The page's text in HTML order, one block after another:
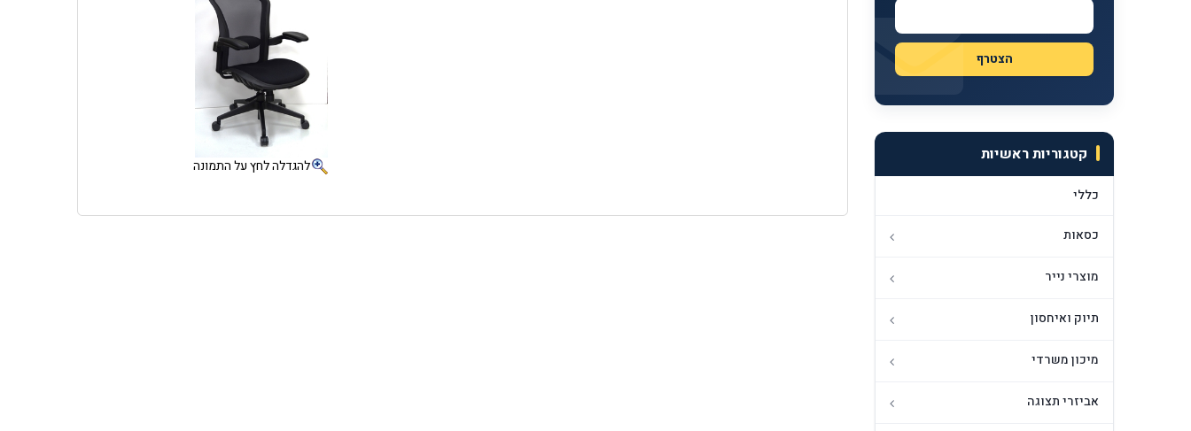
קטגוריות ראשיות
כללי
כסאות
מוצרי נייר
תיוק ואיחסון
מיכון משרדי
אביזרי תצוגה
להגדלה לחץ על התמונה